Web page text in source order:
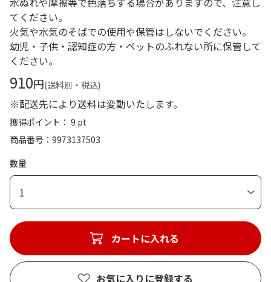
てください。
火気や水気のそばでの使用や保管はしないでください。
幼児・子供・認知症の方・ペットのふれない所に保管して
ください。
910円(送料別・税込)
※配送先により送料は変動いたします。
獲得ポイント： 9 pt
商品番号
9973137503
数量
1
カートに入れる
お気に入りに登録する